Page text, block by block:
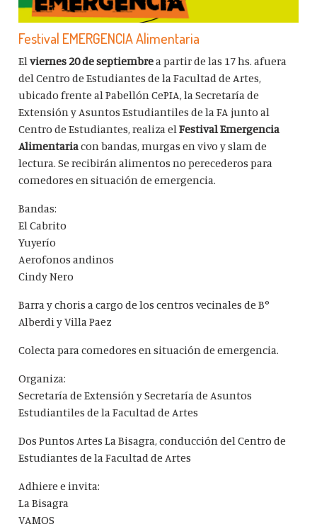
Festival EMERGENCIA Alimentaria
Elviernes 20 de septiembrea partir de las 17 hs. afuera
del Centro de Estudiantes de la Facultad de Artes,
ubicado frente al Pabellón CePIA, la Secretaría de
Extensión y Asuntos Estudiantiles de la FA junto al
Centro de Estudiantes, realiza elFestival Emergencia
Alimentariacon bandas, murgas en vivo y slam de
lectura. Se recibirán alimentos no perecederos para
comedores en situación de emergencia.
Bandas:
El Cabrito
Yuyerío
Aerofonos andinos
Cindy Nero
Barra y choris a cargo de los centros vecinales de B°
Alberdi y Villa Paez
Colecta para comedores en situación de emergencia.
Organiza:
Secretaría de Extensión y Secretaría de Asuntos
Estudiantiles de la Facultad de Artes
Dos Puntos Artes La Bisagra, conducción del Centro de
Estudiantes de la Facultad de Artes
Adhiere e invita:
La Bisagra
VAMOS